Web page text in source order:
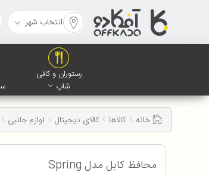
انتخاب شهر
رستوران و کافی
شاپ
خانه کالاها کالای دیجیتال لوازم جانبی
محافظ کابل مدل Spring